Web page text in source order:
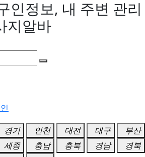
인정보, 내 주변 관리
지알바
경기 인천 대전 대구
부산
세종 충남 충북 경남
경북